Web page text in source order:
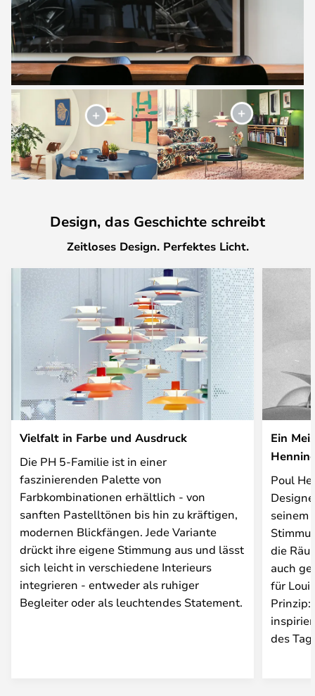
Design, das Geschichte schreibt
Zeitloses Design. Perfektes Licht.
Vielfalt in Farbe und Ausdruck
Die PH 5-Familie ist in einer
faszinierenden Palette von
Farbkombinationen erhältlich - von
sanften Pastelltönen bis hin zu kräftigen,
modernen Blickfängen. Jede Variante
drückt ihre eigene Stimmung aus und lässt
sich leicht in verschiedene Interieurs
integrieren - entweder als ruhiger
Begleiter oder als leuchtendes Statement.
Ein
Poul
seinem
die
auch
für
Prinzip:
des